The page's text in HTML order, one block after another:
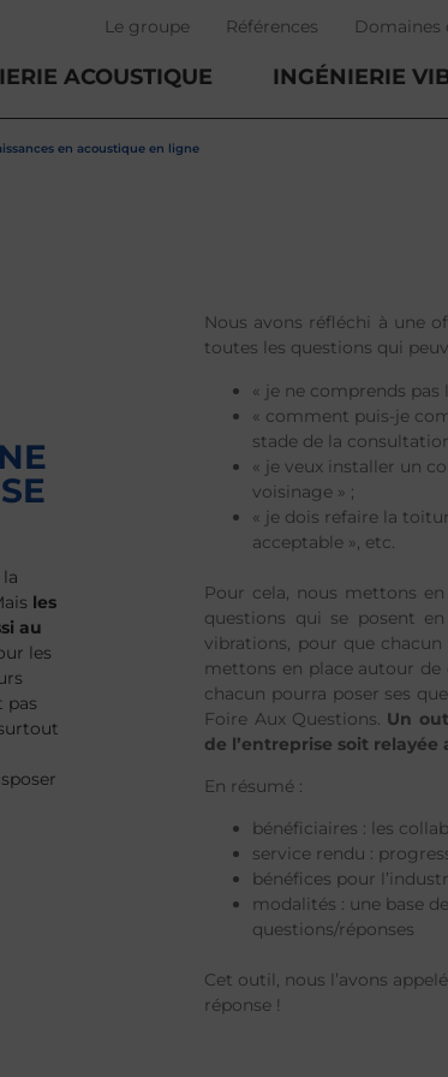
Le groupe Références Domaines
ACOUSTIQUE INGÉNIERIE
en acoustique en ligne
les
au
les
pas
Nous avons réfléchi à une
toutes les questions qui
« je ne comprends
« comment puis-je
stade de la
« je veux installer un
voisinage » ;
« je dois refaire la
acceptable », etc.
Pour cela, nous mettons
questions qui se posent
vibrations, pour que
mettons en place autour
chacun pourra poser ses
Foire Aux Questions. Un
de l’entreprise soit
En résumé :
bénéficiaires : les
service rendu :
bénéfices pour
modalités : une base
questions/réponses
Cet outil, nous l’avons
réponse !